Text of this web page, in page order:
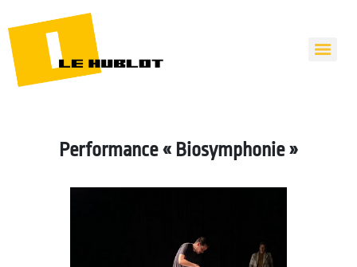
Performance « Biosymphonie »